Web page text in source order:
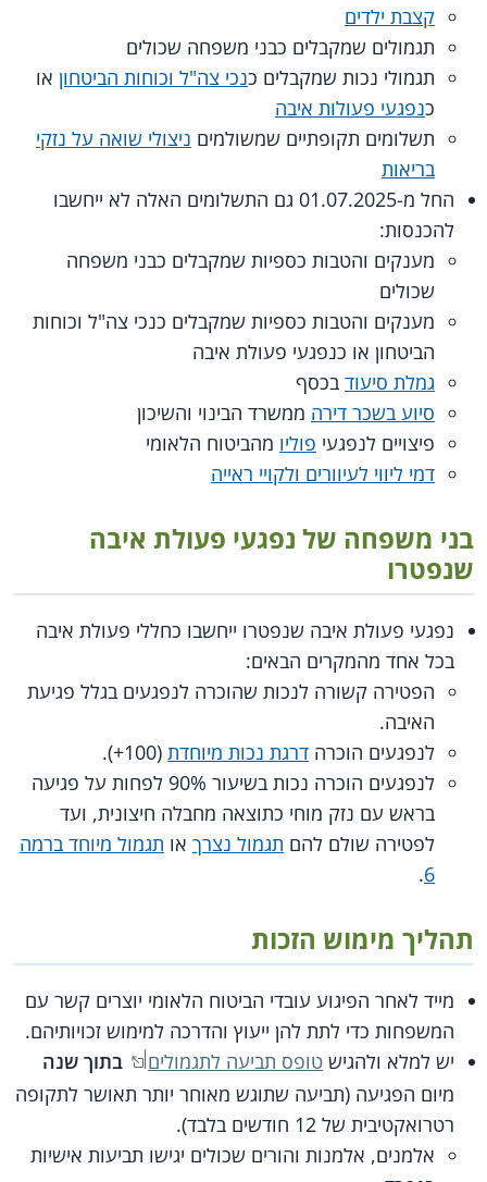
קצבת ילדים
תגמולים שמקבלים כבני משפחה שכולים
תגמולי נכות שמקבלים כנכי צה"ל וכוחות הביטחון או
כנפגעי פעולות איבה
תשלומים תקופתיים שמשולמים ניצולי שואה על נזקי
בריאות
החל מ-01.07.2025 גם התשלומים האלה לא ייחשבו
להכנסות:
מענקים והטבות כספיות שמקבלים כבני משפחה
שכולים
מענקים והטבות כספיות שמקבלים כנכי צה"ל וכוחות
הביטחון או כנפגעי פעולת איבה
גמלת סיעוד בכסף
סיוע בשכר דירה ממשרד הבינוי והשיכון
פיצויים לנפגעי פוליו מהביטוח הלאומי
דמי ליווי לעיוורים ולקויי ראייה
בני משפחה של נפגעי פעולת איבה
שנפטרו
נפגעי פעולת איבה שנפטרו ייחשבו כחללי פעולת איבה
בכל אחד מהמקרים הבאים:
הפטירה קשורה לנכות שהוכרה לנפגעים בגלל פגיעת
האיבה.
לנפגעים הוכרה דרגת נכות מיוחדת (100+).
לנפגעים הוכרה נכות בשיעור 90% לפחות על פגיעה
בראש עם נזק מוחי כתוצאה מחבלה חיצונית, ועד
לפטירה שולם להם תגמול נצרך או תגמול מיוחד ברמה
6
.
תהליך מימוש הזכות
מייד לאחר הפיגוע עובדי הביטוח הלאומי יוצרים קשר עם
המשפחות כדי לתת להן ייעוץ והדרכה למימוש זכויותיהם.
יש למלא ולהגיש טופס תביעה לתגמולים
בתוך שנה
מיום הפגיעה (תביעה שתוגש מאוחר יותר תאושר לתקופה
רטרואקטיבית של 12 חודשים בלבד).
אלמנים, אלמנות והורים שכולים יגישו תביעות אישיות